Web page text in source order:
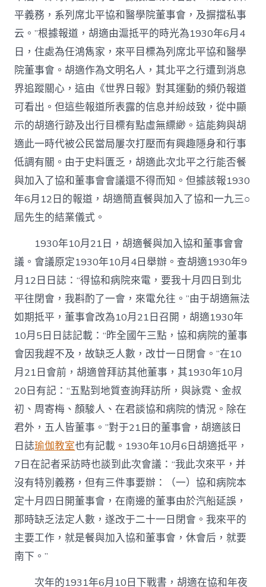
平義務，系列席北平協和醫學院董事會，及摒擋私事
云。”根據報道，胡適由滬抵平的時光為1930年6月4
日，住處為任鴻雋家，來平目標為列席北平協和醫學
院董事會。胡適作為文明名人，其北平之行遭到消息
界追蹤關心，這由《世界日報》對其運動的頻仍報道
可看出。但這些報道所表露的信息并紛歧致，從中顯
示的胡適行跡及出行目標有點虛無縹緲。這能夠與胡
適此一時代被公民當局屢次打壓而有興趣隱身和行事
低調有關。由于史料匱乏，胡適此次北平之行能否餐
與加入了協和董事會會議還不得而知。但據該報1930
年6月12日的報道，胡適簡直餐與加入了協和一九三○
屆先生的結業儀式。
1930年10月21日，胡適餐與加入協和董事會會
議。會議原定1930年10月4日舉辦。查胡適1930年9
月12日日誌：“得協和病院來電，要我十月四日到北
平往閉會，我斟酌了一會，來電允往。”由于胡適無法
如期抵平，董事會改為10月21日召開，胡適1930年
10月5日日誌記載：“昨全國午三點，協和病院的董事
會因我趕不及，故缺乏人數，改廿一日閉會。”在10
月21日會前，胡適曾拜訪其他董事，其1930年10月
20日有記：“五點到地質查詢拜訪所，與詠霓、金叔
初、周寄梅、顏駿人、在君談協和病院的情況。除在
君外，五人皆董事。”對于21日的董事會，胡適該日
日誌瑜伽教室也有記載。1930年10月6日胡適抵平，
7日在記者采訪時也談到此次會議：“我此次來平，并
沒有特別義務，但有三件事要辦：（一）協和病院本
定十月四日開董事會，在南邊的董事由於汽船延誤，
那時缺乏法定人數，遂改于二十一日閉會。我來平的
主要工作，就是餐與加入協和董事會，休會后，就要
南下。”
次年的1931年6月10日下戰書，胡適在協和年夜